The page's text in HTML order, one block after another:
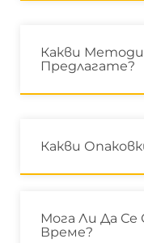
Какви
Предлагате?
Какви
Мога Ли Да Се
Време?